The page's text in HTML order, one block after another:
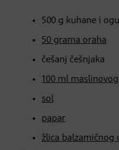
500 g kuhane i
50 grama oraha
češanj češnjaka
100 ml
sol
papar
žlica balzamičnog